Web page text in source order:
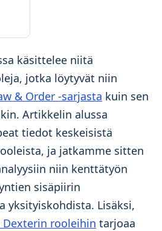
käsittelee niitä
jotka löytyvät niin
& Order -sarjasta kuin sen
Artikkelin alussa
tiedot keskeisistä
ja jatkamme sitten
niin kenttätyön
sisäpiirin
yksityiskohdista. Lisäksi,
Dexterin rooleihin tarjoaa